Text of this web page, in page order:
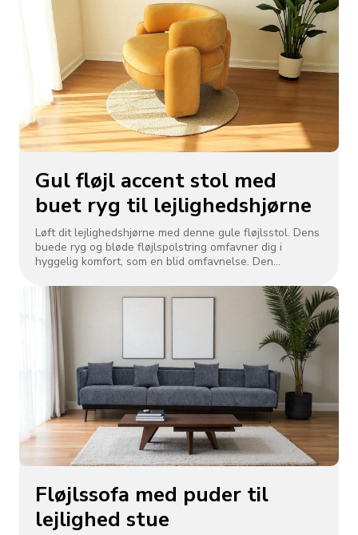
villaindretning. Robust håndværk garanterer
holdbarhed, hvilket gør det til et stilfuldt midtpunkt for
raffineret livsstil.
Gul fløjl accent stol med
buet ryg til lejlighedshjørne
Løft dit lejlighedshjørne med denne gule fløjlsstol. Dens
buede ryg og bløde fløjlspolstring omfavner dig i
hyggelig komfort, som en blid omfavnelse. Den
tilføjer et levende, luksuriøst touch til moderne interiør.
Den er nem at style med tæpper eller grønne planter og
blander komfort og design, perfekt til afslapning i
bylivet.
Fløjlssofa med puder til
lejlighed stue